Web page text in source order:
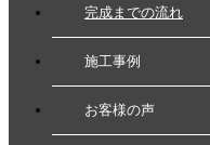
完成までの流れ
施工事例
お客様の声